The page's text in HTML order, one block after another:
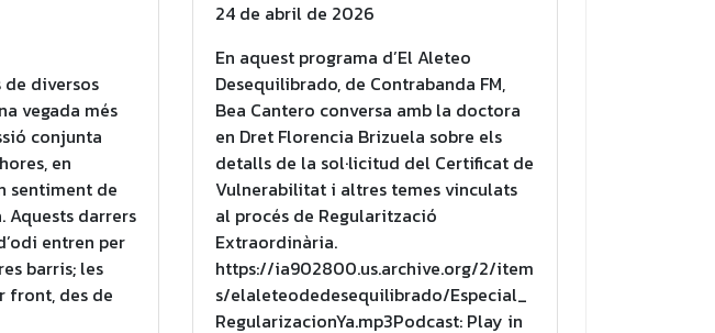
de diversos
vegada més
conjunta
en
sentiment de
darrers
entren per
barris; les
front, des de
24 de abril de 2026
En aquest programa d’El Aleteo
Desequilibrado, de Contrabanda FM,
Bea Cantero conversa amb la doctora
en Dret Florencia Brizuela sobre els
detalls de la sol·licitud del Certificat de
Vulnerabilitat i altres temes vinculats
al procés de Regularització
Extraordinària.
https://ia902800.us.archive.org/2/item
s/elaleteodedesequilibrado/Especial_
RegularizacionYa.mp3Podcast: Play in